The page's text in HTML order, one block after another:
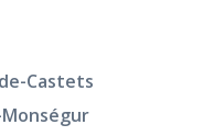
Castets